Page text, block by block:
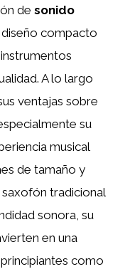
de sonido
compacto
A lo largo
ventajas sobre
su
musical
de tamaño y
saxofón tradicional
sonora, su
en una
como